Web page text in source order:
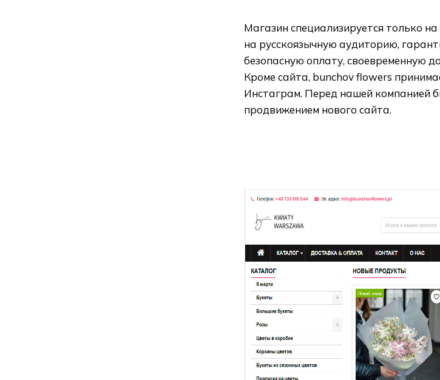
Магазин специализируется только
на русскоязычную аудиторию,
безопасную оплату, своевременную
Кроме сайта, bunchov flowers
Инстаграм. Перед нашей компанией
продвижением нового сайта.